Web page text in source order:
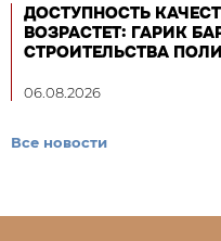
ДОСТУПНОСТЬ
ВОЗРАСТЕТ: ГАРИК
СТРОИТЕЛЬСТВА
06.08.2026
Все новости